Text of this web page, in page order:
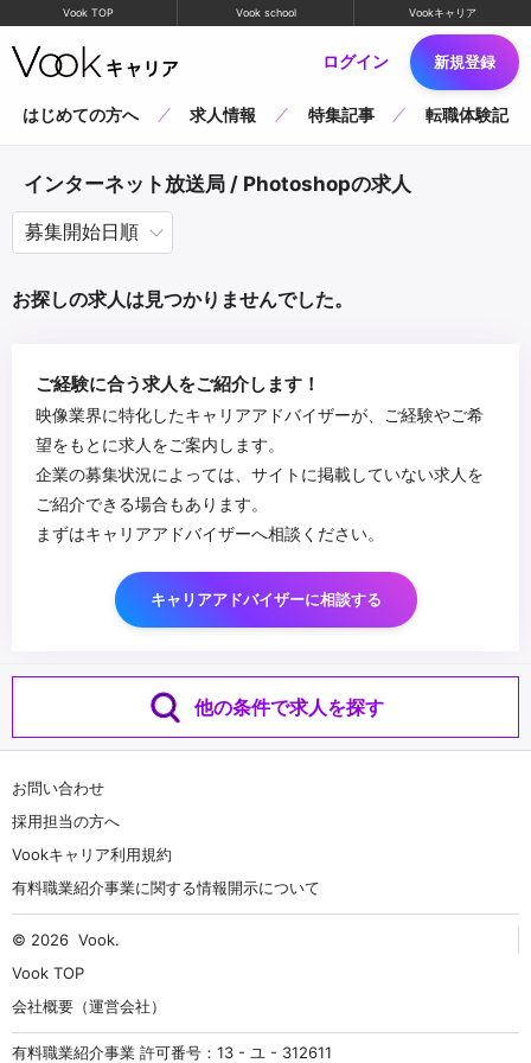
Vook TOP Vook school Vookキャリア
ログイン 新規登録
はじめての方へ 求人情報 特集記事 転職体験記
インターネット放送局 / Photoshopの求人
お探しの求人は見つかりませんでした。
ご経験に合う求人をご紹介します！
映像業界に特化したキャリアアドバイザーが、ご経験やご希
望をもとに求人をご案内します。
企業の募集状況によっては、サイトに掲載していない求人を
ご紹介できる場合もあります。
まずはキャリアアドバイザーへ相談ください。
キャリアアドバイザーに相談する
他の条件で求人を探す
お問い合わせ
採用担当の方へ
Vookキャリア利用規約
有料職業紹介事業に関する情報開示について
© 2026 Vook.
Vook TOP
会社概要（運営会社）
有料職業紹介事業 許可番号：13 - ユ - 312611